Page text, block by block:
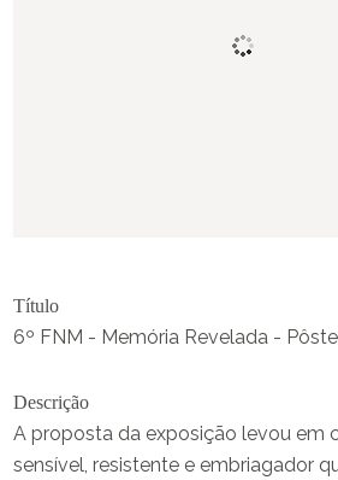
Título
6º FNM - Memória Revelada -
Descrição
A proposta da exposição levou em
sensível, resistente e embriagador